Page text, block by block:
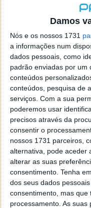
Damos
Nós e os nossos 1731
a informações num
dados pessoais, como
padrão enviadas por um
conteúdos
conteúdos, pesquisa de
serviços. Com a sua
poderemos usar
precisos através da
consentir o
nossos 1731 parceiros,
alternativa, pode aceder
alterar as suas
consentimento. Tenha
dos seus dados
consentimento, mas
processamento. As
velocidade de
que as versões
Utilização e
Agora que já
eSIM, os cartões no
informações na app
dado curioso é o
maior, nota-se uma
caixa deu aspeto de
é.
Quanto ao ecrã,
Retina com 2000
complicações muito
ferramentas para
presentes dentro